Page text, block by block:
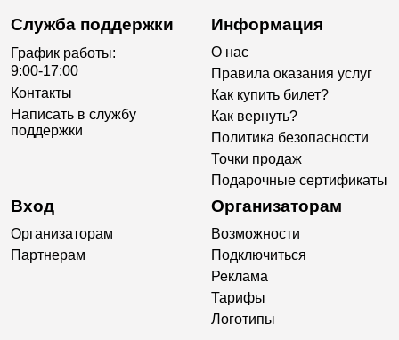
Служба поддержки
График работы:
9:00-17:00
Контакты
Написать в службу
поддержки
Информация
О нас
Правила оказания услуг
Как купить билет?
Как вернуть?
Политика безопасности
Точки продаж
Подарочные сертификаты
Вход
Организаторам
Партнерам
Организаторам
Возможности
Подключиться
Реклама
Тарифы
Логотипы